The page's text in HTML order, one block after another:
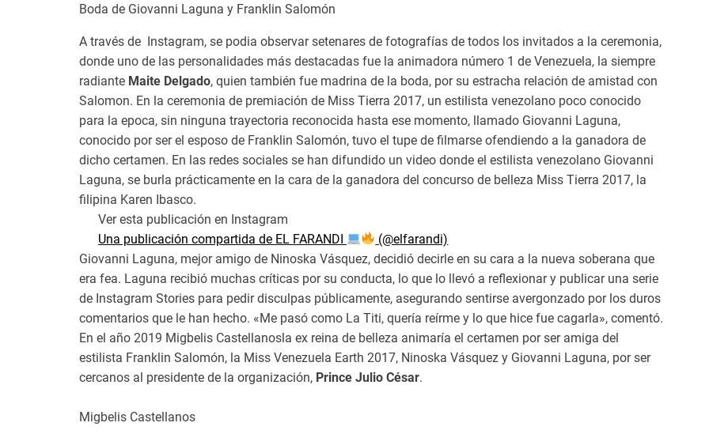
Boda de Giovanni Laguna y Franklin Salomón
A través de Instagram, se podia observar setenares de fotografías de todos los invitados a la ceremonia,
donde uno de las personalidades más destacadas fue la animadora número 1 de Venezuela, la siempre
radiante Maite Delgado, quien también fue madrina de la boda, por su estracha relación de amistad con
Salomon. En la ceremonia de premiación de Miss Tierra 2017, un estilista venezolano poco conocido
para la epoca, sin ninguna trayectoria reconocida hasta ese momento, llamado Giovanni Laguna,
conocido por ser el esposo de Franklin Salomón, tuvo el tupe de filmarse ofendiendo a la ganadora de
dicho certamen. En las redes sociales se han difundido un video donde el estilista venezolano Giovanni
Laguna, se burla prácticamente en la cara de la ganadora del concurso de belleza Miss Tierra 2017, la
filipina Karen Ibasco.
Ver esta publicación en Instagram
Una publicación compartida de EL FARANDI
(@elfarandi)
Giovanni Laguna, mejor amigo de Ninoska Vásquez, decidió decirle en su cara a la nueva soberana que
era fea. Laguna recibió muchas críticas por su conducta, lo que lo llevó a reflexionar y publicar una serie
de Instagram Stories para pedir disculpas públicamente, asegurando sentirse avergonzado por los duros
comentarios que le han hecho. «Me pasó como La Titi, quería reírme y lo que hice fue cagarla», comentó.
En el año 2019 Migbelis Castellanosla ex reina de belleza animaría el certamen por ser amiga del
estilista Franklin Salomón, la Miss Venezuela Earth 2017, Ninoska Vásquez y Giovanni Laguna, por ser
cercanos al presidente de la organización, Prince Julio César.
Migbelis Castellanos